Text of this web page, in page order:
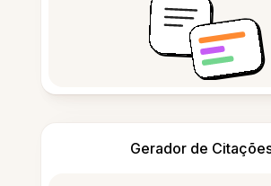
Gerador de